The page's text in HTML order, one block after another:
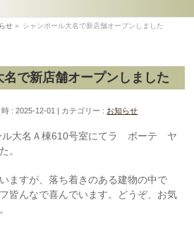
せ » シャンポール大名で新店舗オープンしました
名で新店舗オープンしました
: 2025-12-01 カテゴリー : お知らせ
ル大名Ａ棟610号室にてラ ボーテ ヤ
。
ますが、落ち着きのある建物の中で
皆んなで喜んでいます。どうぞ、お気